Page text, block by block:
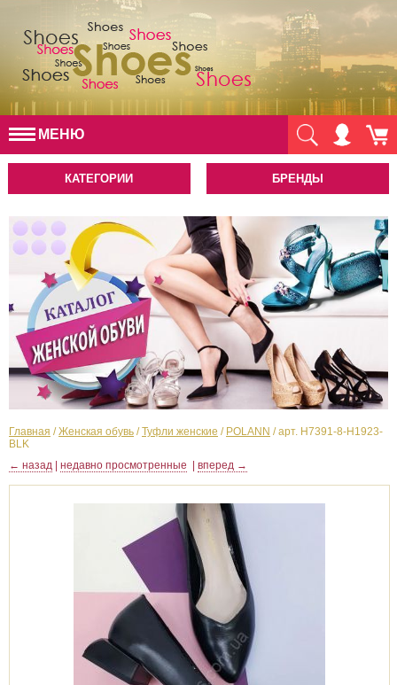
МЕНЮ
КАТЕГОРИИ БРЕНДЫ
Главная /Женская обувь /Туфли женские / POLANN /арт. H7391-8-H1923-
BLK
← назад
недавно просмотренные вперед →